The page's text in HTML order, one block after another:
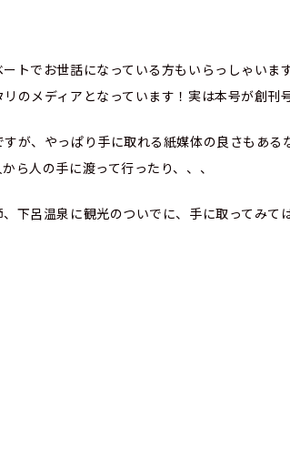
トでお世話になっている方もいらっしゃい
のメディアとなっています！実は本号が創刊
が、やっぱり手に取れる紙媒体の良さもあ
ら人の手に渡って行ったり、、、
下呂温泉に観光のついでに、手に取ってみて